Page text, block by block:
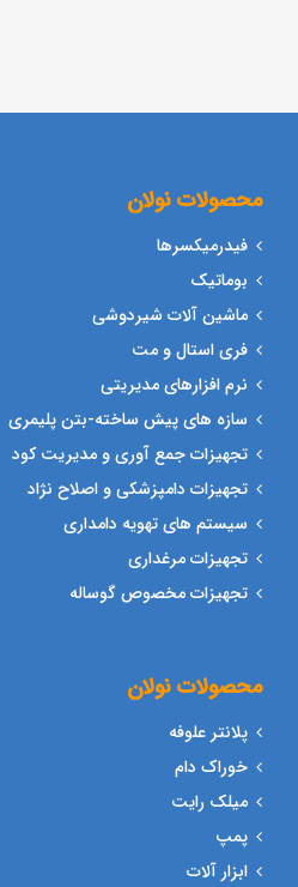
محصولات نولان
فیدرمیکسرها
بوماتیک
ماشین آلات شیردوشی
فری استال و مت
نرم افزارهای مدیریتی
سازه های پیش ساخته-بتن پلیمری
تجهیزات جمع آوری و مدیریت کود
تجهیزات دامپزشکی و اصلاح نژاد
سیستم های تهویه دامداری
تجهیزات مرغداری
تجهیزات مخصوص گوساله
محصولات نولان
پلانتر علوفه
خوراک دام
میلک رایت
پمپ
ابزار آلات